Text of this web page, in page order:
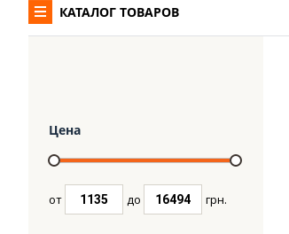
КАТАЛОГ ТОВАРОВ
Цена
от до грн.